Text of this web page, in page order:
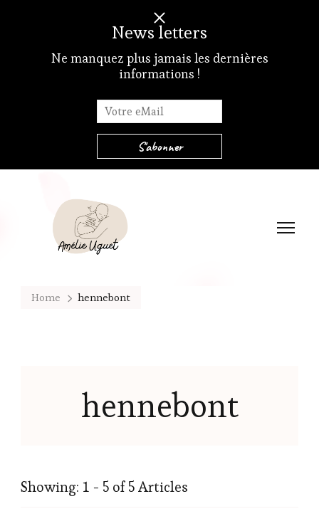
News letters
Ne manquez plus jamais les dernières
informations !
Home hennebont
hennebont
Showing: 1 - 5 of 5 Articles